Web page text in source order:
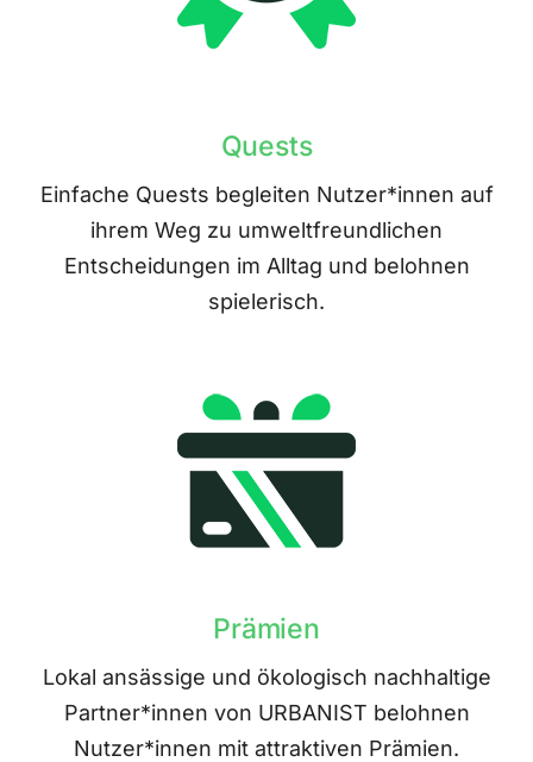
Quests
Einfache Quests begleiten Nutzer*innen auf
ihrem Weg zu umweltfreundlichen
Entscheidungen im Alltag und belohnen
spielerisch.
Prämien
Lokal ansässige und ökologisch nachhaltige
Partner*innen von URBANIST belohnen
Nutzer*innen mit attraktiven Prämien.